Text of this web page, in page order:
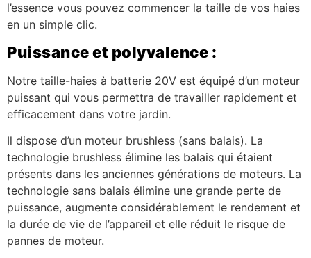
l’essence vous pouvez commencer la taille de vos haies
en un simple clic.
Puissance et polyvalence :
Notre taille-haies à batterie 20V est équipé d’un moteur
puissant qui vous permettra de travailler rapidement et
efficacement dans votre jardin.
Il dispose d’un moteur brushless (sans balais). La
technologie brushless élimine les balais qui étaient
présents dans les anciennes générations de moteurs. La
technologie sans balais élimine une grande perte de
puissance, augmente considérablement le rendement et
la durée de vie de l’appareil et elle réduit le risque de
pannes de moteur.